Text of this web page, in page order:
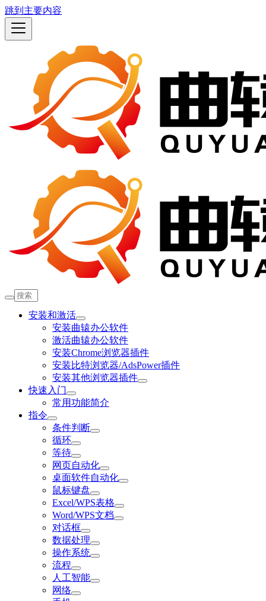
跳到主要内容
安装和激活
安装曲辕办公软件
激活曲辕办公软件
安装Chrome浏览器插件
安装比特浏览器/AdsPower插件
安装其他浏览器插件
快速入门
常用功能简介
指令
条件判断
循环
等待
网页自动化
桌面软件自动化
鼠标键盘
Excel/WPS表格
Word/WPS文档
对话框
数据处理
操作系统
流程
人工智能
网络